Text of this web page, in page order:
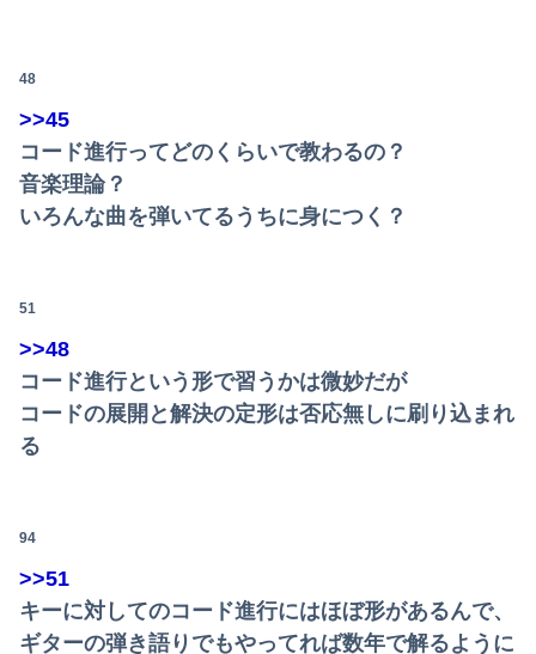
48
>>45
コード進行ってどのくらいで教わるの？
音楽理論？
いろんな曲を弾いてるうちに身につく？
51
>>48
コード進行という形で習うかは微妙だが
コードの展開と解決の定形は否応無しに刷り込まれ
る
94
>>51
キーに対してのコード進行にはほぼ形があるんで、
ギターの弾き語りでもやってれば数年で解るように